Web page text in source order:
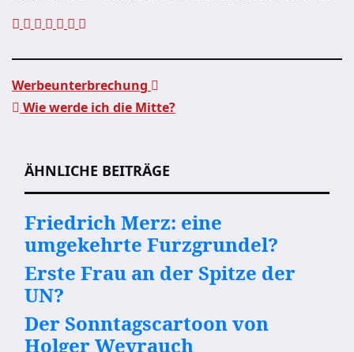
Werbeunterbrechung
Wie werde ich die Mitte?
ÄHNLICHE BEITRÄGE
Friedrich Merz: eine
umgekehrte Furzgrundel?
Erste Frau an der Spitze der
UN?
Der Sonntagscartoon von
Holger Weyrauch